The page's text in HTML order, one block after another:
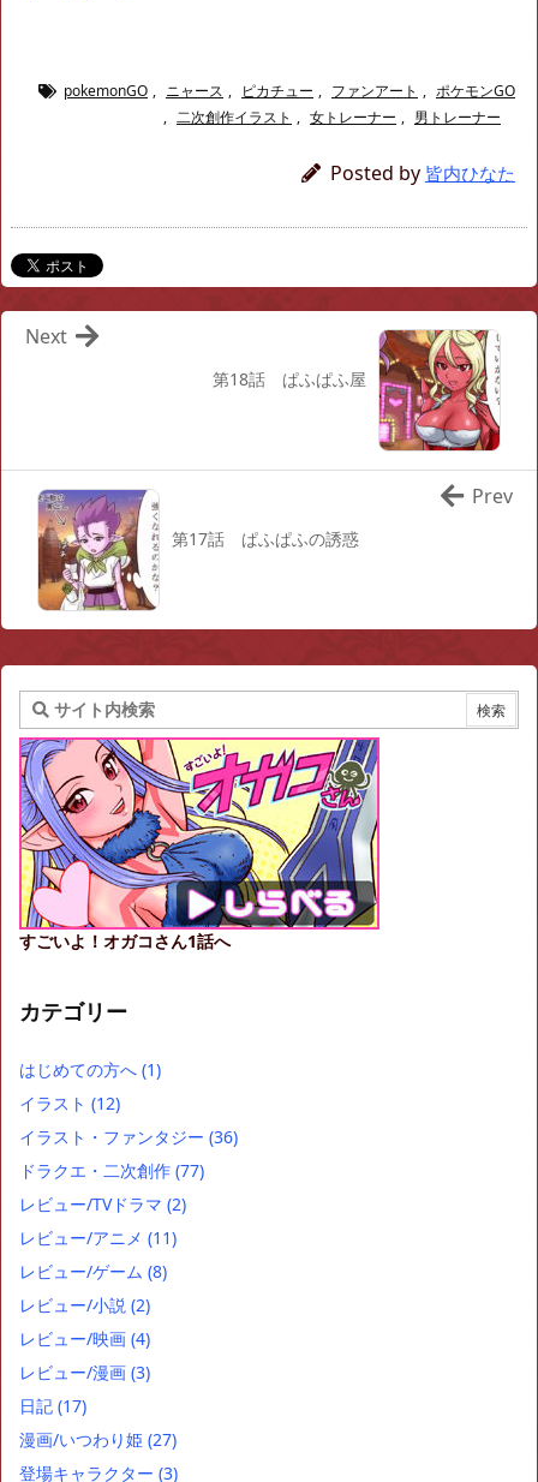
pokemonGO , ニャース , ピカチュー , ファンアート , ポケモンGO
, 二次創作イラスト , 女トレーナー , 男トレーナー
Posted by 皆内ひなた
第18話 ぱふぱふ屋
Next
第17話 ぱふぱふの誘惑
Prev
すごいよ！オガコさん1話へ
カテゴリー
はじめての方へ (1)
イラスト (12)
イラスト・ファンタジー (36)
ドラクエ・二次創作 (77)
レビュー/TVドラマ (2)
レビュー/アニメ (11)
レビュー/ゲーム (8)
レビュー/小説 (2)
レビュー/映画 (4)
レビュー/漫画 (3)
日記 (17)
漫画/いつわり姫 (27)
登場キャラクター (3)